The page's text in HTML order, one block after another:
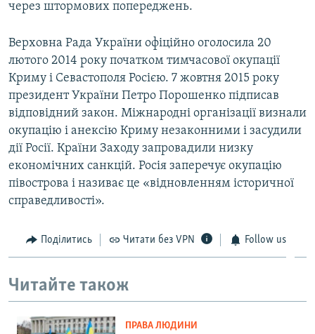
через штормових попереджень.
Верховна Рада України офіційно оголосила 20
лютого 2014 року початком тимчасової окупації
Криму і Севастополя Росією. 7 жовтня 2015 року
президент України Петро Порошенко підписав
відповідний закон. Міжнародні організації визнали
окупацію і анексію Криму незаконними і засудили
дії Росії. Країни Заходу запровадили низку
економічних санкцій. Росія заперечує окупацію
півострова і називає це «відновленням історичної
справедливості».
Поділитись Читати без VPN Follow us
Читайте також
ПРАВА ЛЮДИНИ